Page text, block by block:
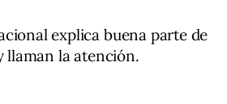
explica buena parte de
llaman la atención.